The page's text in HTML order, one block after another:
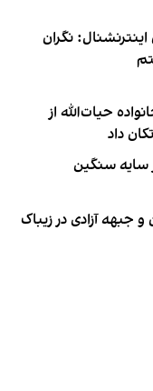
اینترنشنال: نگران
حیات‌الله از
داد
سایه سنگین
و جبهه آزادی در زیباک